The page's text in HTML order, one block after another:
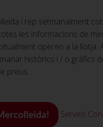
i rep setmanalment
les informacions de
operen a la llotja.
històrics i / o gràfics
preus.
Serveis